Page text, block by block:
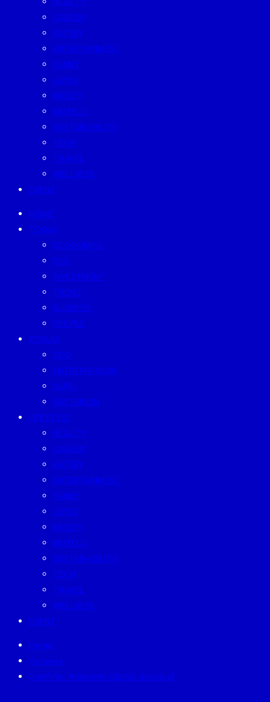
CAREER
EATERY
ENTERTAINMENT
FAMILY
LIVING
MONEY
MUTELU
SUSTAINABILITY
TECH
TRAVEL
WELLNESS
EVENT
HOME
TODAY
ECONOMICS
ESG
INVESTMENT
TREND
BUSINESS
PEOPLE
FORUM
CEO
ENTREPRENEUR
GURU
SUSTAINISM
LIFESTYLE
BEAUTY
CAREER
EATERY
ENTERTAINMENT
FAMILY
LIVING
MONEY
MUTELU
SUSTAINABILITY
TECH
TRAVEL
WELLNESS
EVENT
Home
Archives
ป้ายกำกับ: #เชฟออฟ ณัฐวุฒิ ธรรมพันธุ์